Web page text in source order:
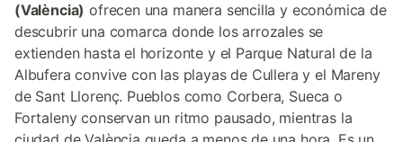
(València) ofrecen una manera sencilla y económica de
descubrir una comarca donde los arrozales se
extienden hasta el horizonte y el Parque Natural de la
Albufera convive con las playas de Cullera y el Mareny
de Sant Llorenç. Pueblos como Corbera, Sueca o
Fortaleny conservan un ritmo pausado, mientras la